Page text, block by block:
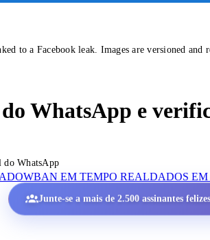
to a Facebook leak. Images are versioned and
WhatsApp e
do WhatsApp
EM TEMPO REALDADOS
Junte-se a mais de 2.500 assinantes